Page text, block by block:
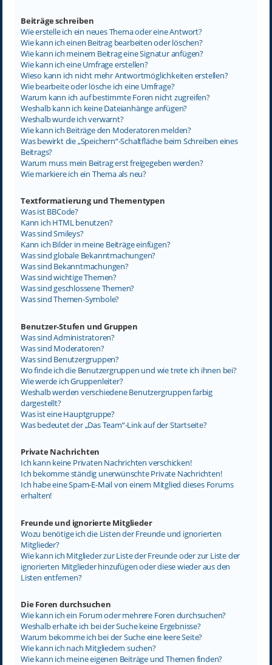
Beiträge schreiben
Wie erstelle ich ein neues Thema oder eine Antwort?
Wie kann ich einen Beitrag bearbeiten oder löschen?
Wie kann ich meinem Beitrag eine Signatur anfügen?
Wie kann ich eine Umfrage erstellen?
Wieso kann ich nicht mehr Antwortmöglichkeiten erstellen?
Wie bearbeite oder lösche ich eine Umfrage?
Warum kann ich auf bestimmte Foren nicht zugreifen?
Weshalb kann ich keine Dateianhänge anfügen?
Weshalb wurde ich verwarnt?
Wie kann ich Beiträge den Moderatoren melden?
Was bewirkt die „Speichern“-Schaltfläche beim Schreiben eines
Beitrags?
Warum muss mein Beitrag erst freigegeben werden?
Wie markiere ich ein Thema als neu?
Textformatierung und Thementypen
Was ist BBCode?
Kann ich HTML benutzen?
Was sind Smileys?
Kann ich Bilder in meine Beiträge einfügen?
Was sind globale Bekanntmachungen?
Was sind Bekanntmachungen?
Was sind wichtige Themen?
Was sind geschlossene Themen?
Was sind Themen-Symbole?
Benutzer-Stufen und Gruppen
Was sind Administratoren?
Was sind Moderatoren?
Was sind Benutzergruppen?
Wo finde ich die Benutzergruppen und wie trete ich ihnen bei?
Wie werde ich Gruppenleiter?
Weshalb werden verschiedene Benutzergruppen farbig
dargestellt?
Was ist eine Hauptgruppe?
Was bedeutet der „Das Team“-Link auf der Startseite?
Private Nachrichten
Ich kann keine Privaten Nachrichten verschicken!
Ich bekomme ständig unerwünschte Private Nachrichten!
Ich habe eine Spam-E-Mail von einem Mitglied dieses Forums
erhalten!
Freunde und ignorierte Mitglieder
Wozu benötige ich die Listen der Freunde und ignorierten
Mitglieder?
Wie kann ich Mitglieder zur Liste der Freunde oder zur Liste der
ignorierten Mitglieder hinzufügen oder diese wieder aus den
Listen entfernen?
Die Foren durchsuchen
Wie kann ich ein Forum oder mehrere Foren durchsuchen?
Weshalb erhalte ich bei der Suche keine Ergebnisse?
Warum bekomme ich bei der Suche eine leere Seite?
Wie kann ich nach Mitgliedern suchen?
Wie kann ich meine eigenen Beiträge und Themen finden?